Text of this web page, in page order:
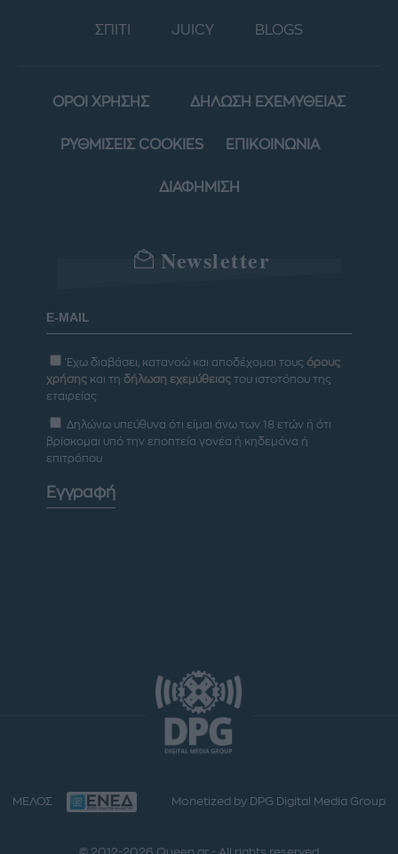
ΣΠΙΤΙ JUICY BLOGS
ΟΡΟΙ ΧΡΗΣΗΣ ΔΗΛΩΣΗ ΕΧΕΜΥΘΕΙΑΣ
ΡΥΘΜΙΣΕΙΣ COOKIES ΕΠΙΚΟΙΝΩΝΙΑ
ΔΙΑΦΗΜΙΣΗ
Newsletter
Έχω διαβάσει, κατανοώ και αποδέχομαι τους όρους
χρήσης και τη δήλωση εχεμύθειας του ιστοτόπου της
εταιρείας
Δηλώνω υπεύθυνα ότι είμαι άνω των 18 ετών ή ότι
βρίσκομαι υπό την εποπτεία γονέα ή κηδεμόνα ή
επιτρόπου
Εγγραφή
ΜΕΛΟΣ Monetized by DPG Digital Media Group